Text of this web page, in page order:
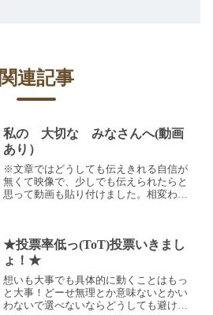
関連記事
私の 大切な みなさんへ(動画
あり）
※文章ではどうしても伝えきれる自信が
無くて映像で、少しでも伝えられたらと
思って動画も貼り付けました。相変わら
す。多少言い回しが違うと...
★投票率低っ(ToT)投票いきまし
ょ！★
想いも大事でも具体的に動くことはもっ
と大事！どーせ無理とか意味ないとかい
わないで選べないならどうしても避けた